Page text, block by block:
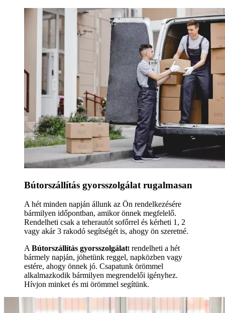
Bútorszállítás gyorsszolgálat rugalmasan
A hét minden napján állunk az Ön rendelkezésére
bármilyen időpontban, amikor önnek megfelelő.
Rendelheti csak a teherautót sofőrrel és kérheti 1, 2
vagy akár 3 rakodó segítségét is, ahogy ön szeretné.
A Bútorszállítás gyorsszolgálatt rendelheti a hét
bármely napján, jöhetünk reggel, napközben vagy
estére, ahogy önnek jó. Csapatunk örömmel
alkalmazkodik bármilyen megrendelői igényhez.
Hívjon minket és mi örömmel segítünk.